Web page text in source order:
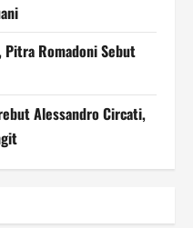
Romadoni Sebut
Alessandro Circati,